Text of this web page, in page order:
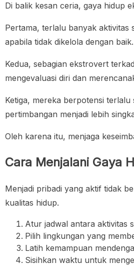
Di balik kesan ceria, gaya hidup
Pertama, terlalu banyak aktivitas
apabila tidak dikelola dengan baik.
Kedua, sebagian ekstrovert
mengevaluasi diri dan
Ketiga, mereka berpotensi
pertimbangan menjadi lebih
Oleh karena itu, menjaga
Cara Menjalani Gaya
Menjadi pribadi yang aktif tidak
kualitas hidup.
Atur jadwal antara aktivitas
Pilih lingkungan yang
Latih kemampuan
Sisihkan waktu untuk